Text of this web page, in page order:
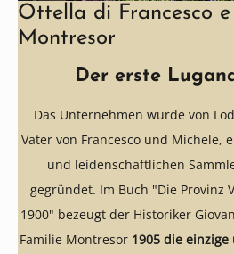
Ottella di Francesco
Montresor
Der erste
Das Unternehmen wurde von
Vater von Francesco und Michele,
und leidenschaftlichen
gegründet. Im Buch "Die Provinz
1900" bezeugt der Historiker
Familie Montresor 1905 die